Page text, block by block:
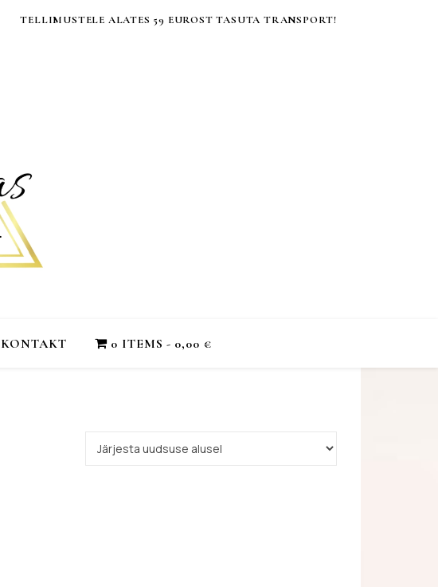
TELLIMUSTELE ALATES 59 EUROST TASUTA TRANSPORT!
KONTAKT 0 ITEMS 0,00 €